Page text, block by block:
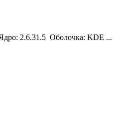
2.6.31.5 Оболочка: KDE ...